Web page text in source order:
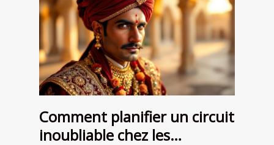
Comment planifier un circuit
inoubliable chez les